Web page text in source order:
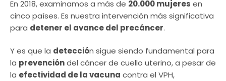
En 2018, examinamos a más de 20.000 mujeres en
cinco países. Es nuestra intervención más significativa
para detener el avance del precáncer.
Y es que la detección sigue siendo fundamental para
la prevencióndel cáncer de cuello uterino, a pesar de
la efectividad de la vacuna contra el VPH,